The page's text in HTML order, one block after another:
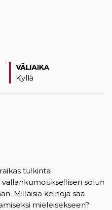
VÄLIAIKA
Kyllä
tulkinta
solun
Millaisia keinoja saa
mieleisekseen?